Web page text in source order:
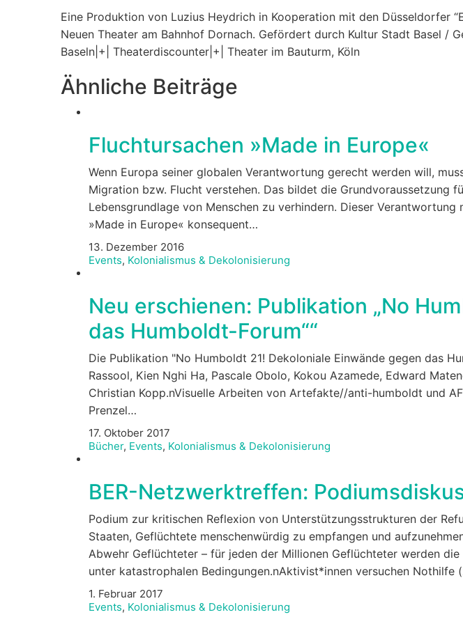
Eine Produktion von Luzius Heydrich in Kooperation mit den Düsseldorfer
Neuen Theater am Bahnhof Dornach. Gefördert durch Kultur Stadt Basel
Baseln |+| Theaterdiscounter |+| Theater im Bauturm, Köln
Ähnliche Beiträge
Fluchtursachen »Made in Europe«
Wenn Europa seiner globalen Verantwortung gerecht werden will,
Migration bzw. Flucht verstehen. Das bildet die Grundvoraussetzung
Lebensgrundlage von Menschen zu verhindern. Dieser
»Made in Europe« konsequent…
13. Dezember 2016
Events, Kolonialismus & Dekolonisierung
Neu erschienen: Publikation „No
das Humboldt-Forum““
Die Publikation "No Humboldt 21! Dekoloniale Einwände gegen das
Rassool, Kien Nghi Ha, Pascale Obolo, Kokou Azamede, Edward
Christian Kopp.nVisuelle Arbeiten von Artefakte//anti-humboldt und
Prenzel…
17. Oktober 2017
Bücher, Events, Kolonialismus & Dekolonisierung
BER-Netzwerktreffen:
Podium zur kritischen Reflexion von Unterstützungsstrukturen der
Staaten, Geflüchtete menschenwürdig zu empfangen und
Abwehr Geflüchteter – für jeden der Millionen Geflüchteter werden
unter katastrophalen Bedingungen.nAktivist*innen versuchen Nothilfe
1. Februar 2017
Events, Kolonialismus & Dekolonisierung